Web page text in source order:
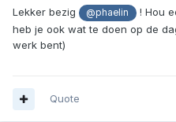
Lekker bezig @phaelin
! Hou
heb je ook wat te doen op de
werk bent)
Quote